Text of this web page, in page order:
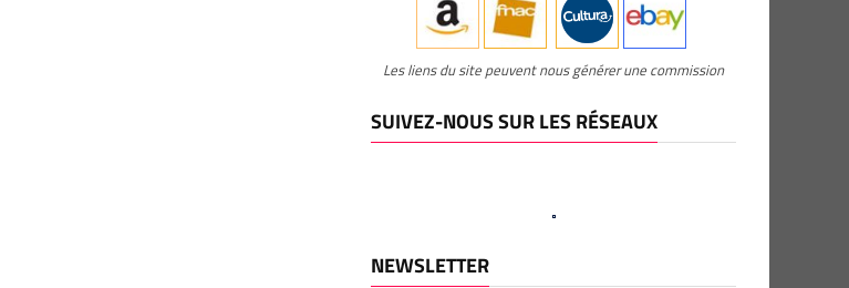
Les liens du site peuvent nous générer une commission
SUIVEZ-NOUS SUR LES RÉSEAUX
NEWSLETTER